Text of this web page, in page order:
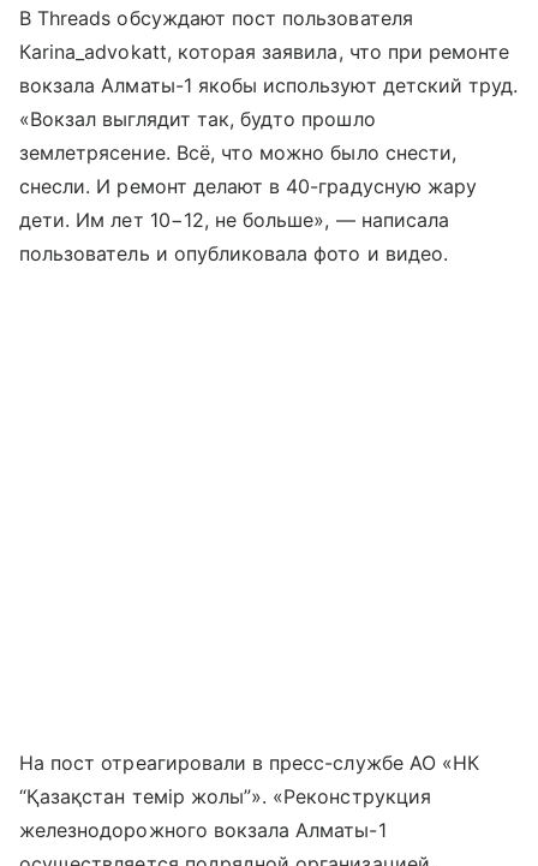
В Threads обсуждают пост пользователя
Кarina_advokatt, которая заявила, что при ремонте
вокзала Алматы-1 якобы используют детский труд.
«Вокзал выглядит так, будто прошло
землетрясение. Всё, что можно было снести,
снесли. И ремонт делают в 40-градусную жару
дети. Им лет 10−12, не больше», — написала
пользователь и опубликовала фото и видео.
На пост отреагировали в пресс-службе АО «НК
“Қазақстан темір жолы”». «Реконструкция
железнодорожного вокзала Алматы-1